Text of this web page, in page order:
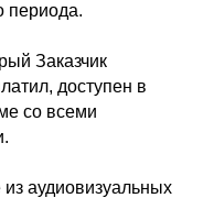
периода.
Заказчик
доступен в
со всеми
из аудиовизуальных